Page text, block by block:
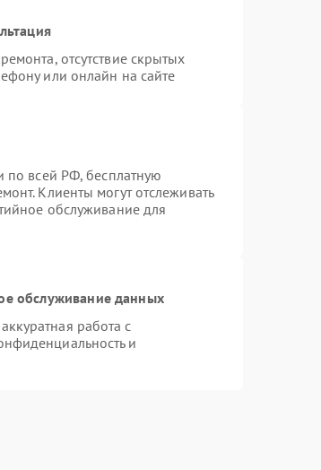
отсутствие скрытых
или онлайн на сайте
по всей РФ, бесплатную
Клиенты могут отслеживать
обслуживание для
обслуживание данных
работа с
и